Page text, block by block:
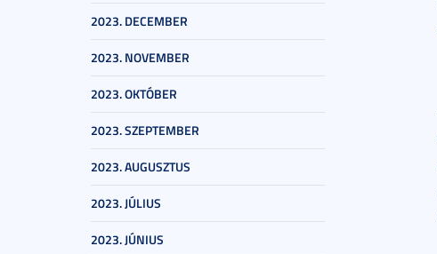
2023. DECEMBER
2023. NOVEMBER
2023. OKTÓBER
2023. SZEPTEMBER
2023. AUGUSZTUS
2023. JÚLIUS
2023. JÚNIUS